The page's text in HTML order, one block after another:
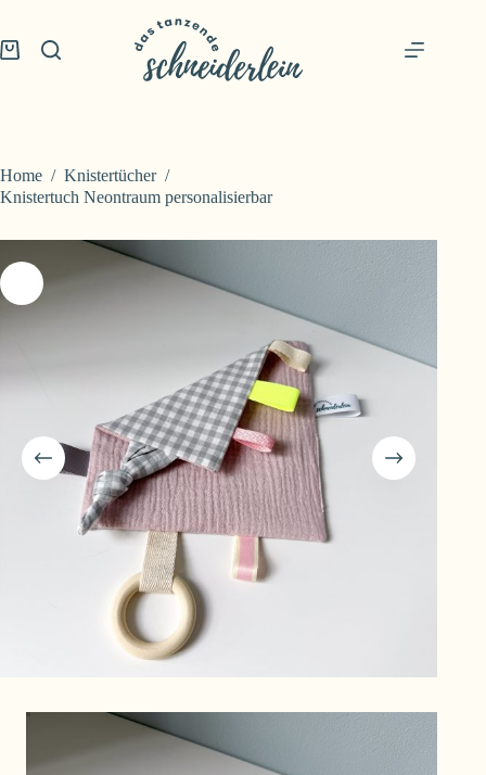
content
Shopping
Home / Knistertücher /
Knistertuch Neontraum personalisierbar